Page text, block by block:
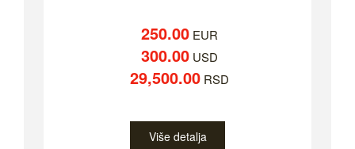
250.00 EUR
300.00 USD
29,500.00 RSD
Više detalja